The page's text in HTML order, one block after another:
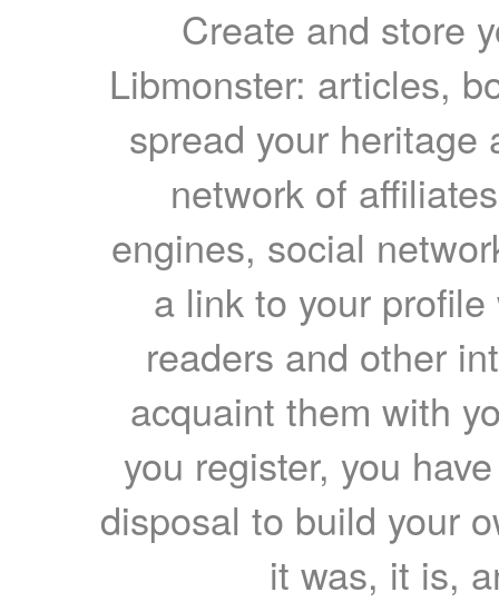
Create and store
Libmonster: articles,
spread your heritage
network of
engines, social
a link to your
readers and other
acquaint them with
you register, you
disposal to build your
it was, it is,